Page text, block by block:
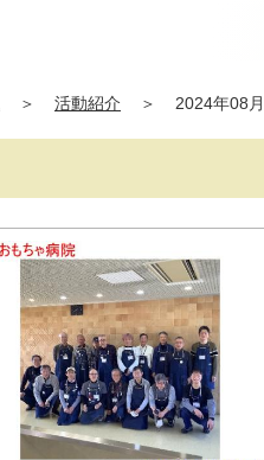
＞ 活動紹介 ＞ 2024年08月